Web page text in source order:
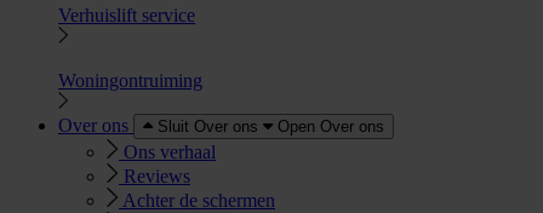
Verhuislift service
Woningontruiming
Over ons Sluit Over ons Open Over ons
Ons verhaal
Reviews
Achter de schermen